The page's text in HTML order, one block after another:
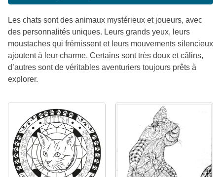
Les chats sont des animaux mystérieux et joueurs, avec
des personnalités uniques. Leurs grands yeux, leurs
moustaches qui frémissent et leurs mouvements silencieux
ajoutent à leur charme. Certains sont très doux et câlins,
d’autres sont de véritables aventuriers toujours prêts à
explorer.